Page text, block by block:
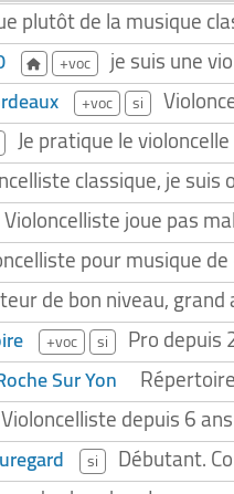
plutôt de la musique
+voc je suis une
+voc si
Je pratique le
classique, je
Violoncelliste joue pas
pour musique
de bon niveau,
+voc si Pro depuis
Sur Yon
Violoncelliste depuis 6
si Débutant.